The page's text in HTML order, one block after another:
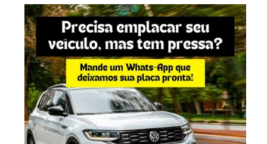
-Anúncio-